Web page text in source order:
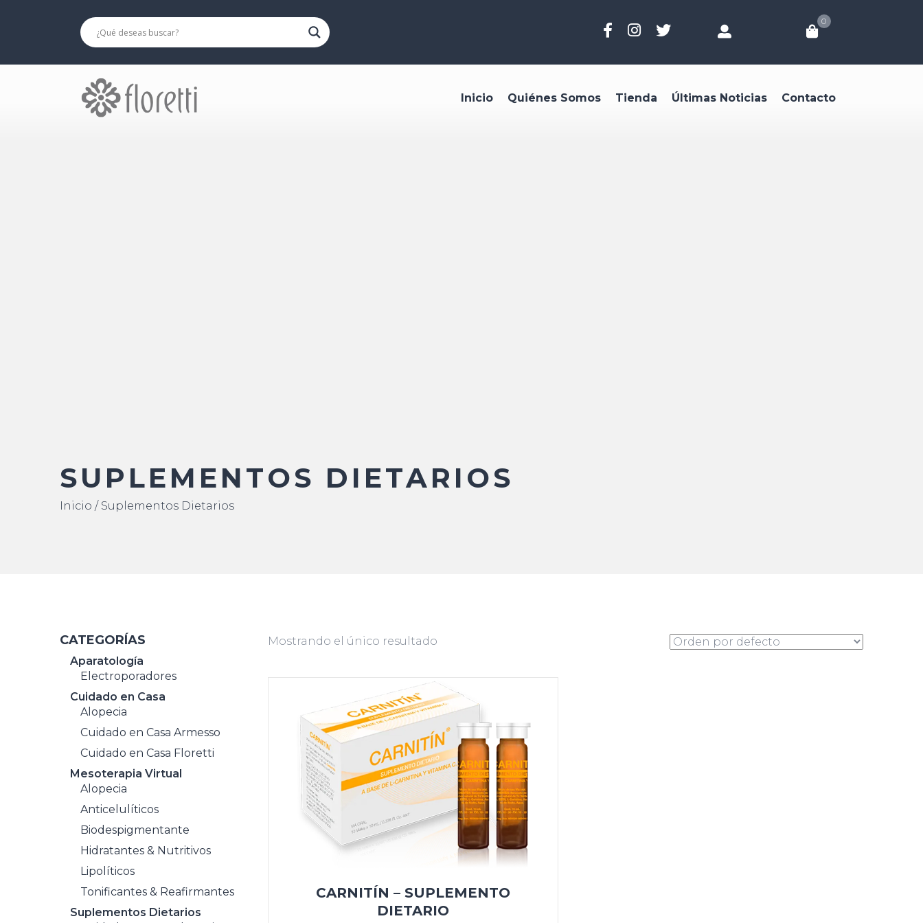
0
Inicio Quiénes Somos Tienda Últimas Noticias Contacto
SUPLEMENTOS DIETARIOS
Inicio / Suplementos Dietarios
CATEGORÍAS
Aparatología
Electroporadores
Cuidado en Casa
Alopecia
Cuidado en Casa Armesso
Cuidado en Casa Floretti
Mesoterapia Virtual
Alopecia
Anticelulíticos
Biodespigmentante
Hidratantes & Nutritivos
Lipolíticos
Tonificantes & Reafirmantes
Suplementos Dietarios
Mostrando el único resultado
CARNITÍN – SUPLEMENTO
DIETARIO